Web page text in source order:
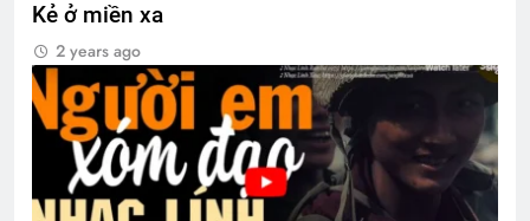
Kẻ ở miền xa
2 years ago